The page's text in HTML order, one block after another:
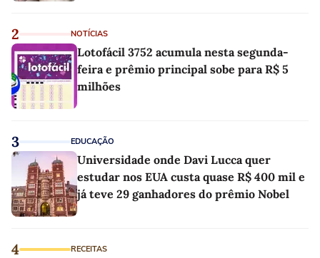
2 NOTÍCIAS
Lotofácil 3752 acumula nesta segunda-
feira e prêmio principal sobe para R$ 5
milhões
3 EDUCAÇÃO
Universidade onde Davi Lucca quer
estudar nos EUA custa quase R$ 400 mil e
já teve 29 ganhadores do prêmio Nobel
4 RECEITAS